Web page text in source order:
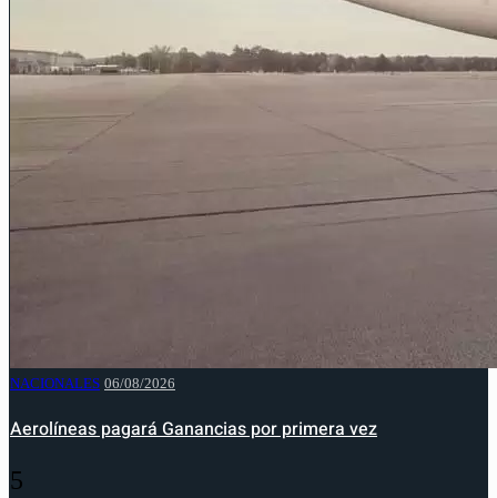
NACIONALES 06/08/2026
Aerolíneas pagará Ganancias por primera vez
5